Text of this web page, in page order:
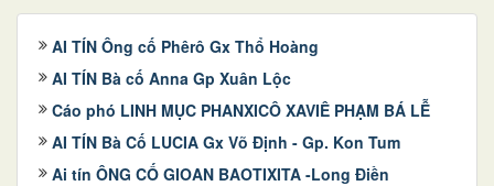
AI TÍN Ông cố Phêrô Gx Thổ Hoàng
AI TÍN Bà cố Anna Gp Xuân Lộc
Cáo phó LINH MỤC PHANXICÔ XAVIÊ PHẠM BÁ LỄ
AI TÍN Bà Cố LUCIA Gx Võ Định - Gp. Kon Tum
Ai tín ÔNG CỐ GIOAN BAOTIXITA -Long Điền